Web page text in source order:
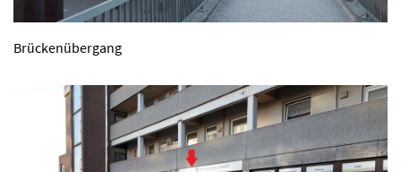
Brückenübergang